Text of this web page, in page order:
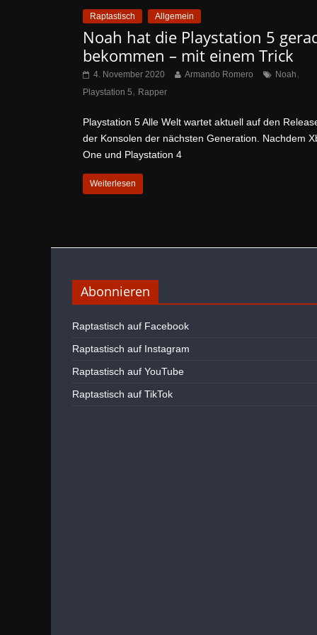
Raptastisch Allgemein
Noah hat die Playstation 5
bekommen – mit einem Trick
4. November 2020 Armando Romero Noah,
Playstation 5, Rapper
Playstation 5 Alle Welt wartet aktuell auf den
der Konsolen der nächsten Generation. Nachdem
One und Playstation 4
Weiterlesen
Abonnieren
Raptastisch auf Facebook
Raptastisch auf Instagram
Raptastisch auf YouTube
Raptastisch auf TikTok